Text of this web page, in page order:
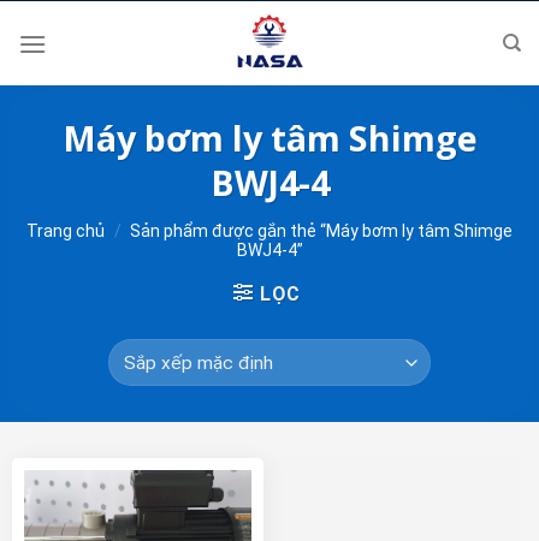
Máy bơm ly tâm Shimge
BWJ4-4
Trang chủ / Sản phẩm được gắn thẻ “Máy bơm ly tâm Shimge
BWJ4-4”
LỌC